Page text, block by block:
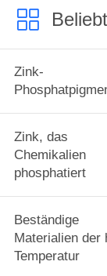
Zink-
Zink, das
Chemikalien
phosphatiert
Beständige
Materialien der
Temperatur